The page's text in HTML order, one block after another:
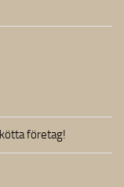
företag!